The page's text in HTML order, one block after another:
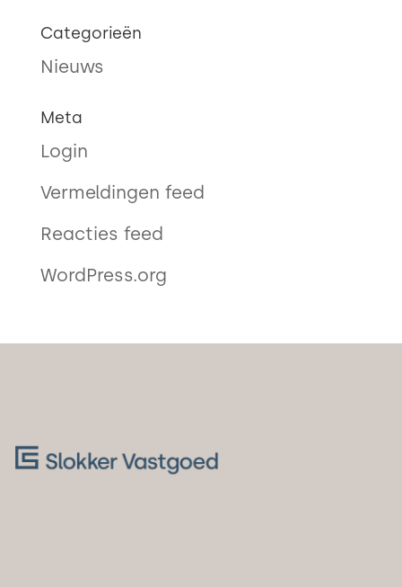
Categorieën
Nieuws
Meta
Login
Vermeldingen feed
Reacties feed
WordPress.org